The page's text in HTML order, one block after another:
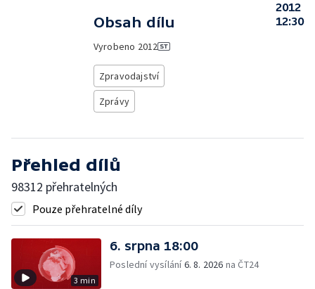
Obsah dílu
Vyrobeno 2012
Zpravodajství
Zprávy
2012
12:30
Přehled dílů
98312 přehratelných
Pouze přehratelné díly
3 min
6. srpna 18:00
Poslední vysílání6. 8. 2026 na ČT24